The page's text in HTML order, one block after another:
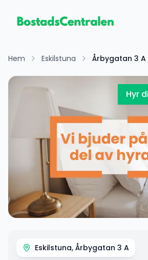
Hem Eskilstuna Årbygatan 3 A
Hyr
Eskilstuna, Årbygatan 3 A